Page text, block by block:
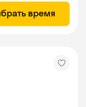
время